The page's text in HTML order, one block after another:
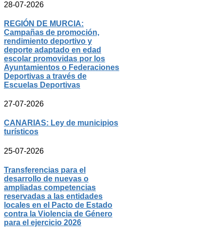
28-07-2026
REGIÓN DE MURCIA:
Campañas de promoción,
rendimiento deportivo y
deporte adaptado en edad
escolar promovidas por los
Ayuntamientos o Federaciones
Deportivas a través de
Escuelas Deportivas
27-07-2026
CANARIAS: Ley de municipios
turísticos
25-07-2026
Transferencias para el
desarrollo de nuevas o
ampliadas competencias
reservadas a las entidades
locales en el Pacto de Estado
contra la Violencia de Género
para el ejercicio 2026